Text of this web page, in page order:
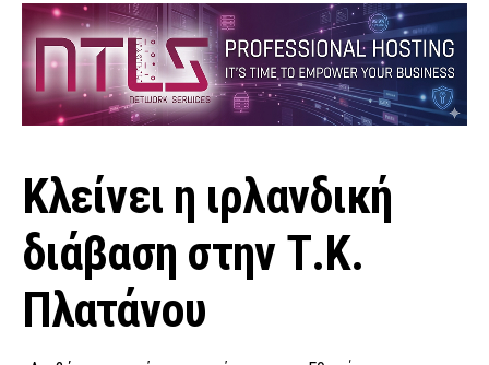
Κλείνει η ιρλανδική
διάβαση στην Τ.Κ.
Πλατάνου